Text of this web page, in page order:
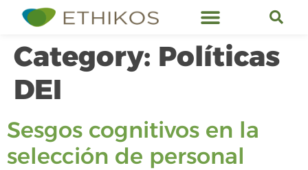
Category: Políticas
DEI
Sesgos cognitivos en la
selección de personal